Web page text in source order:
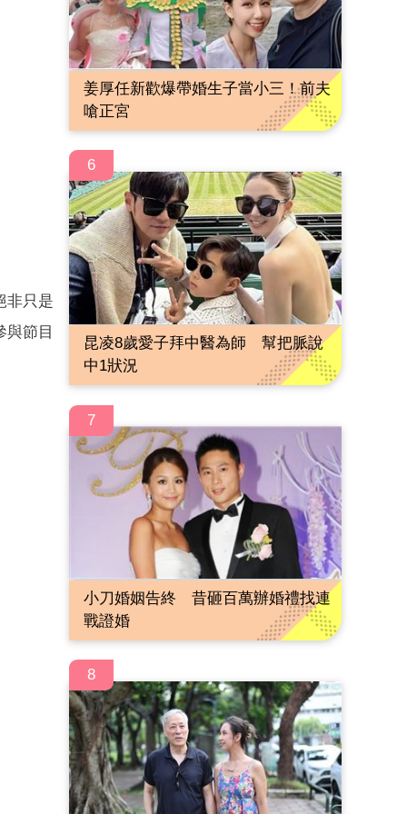
非只是
與節目
姜厚任新歡爆帶婚生子當小三！前夫
嗆正宮
6
昆凌8歲愛子拜中醫為師 幫把脈說
中1狀況
7
小刀婚姻告終 昔砸百萬辦婚禮找連
戰證婚
8